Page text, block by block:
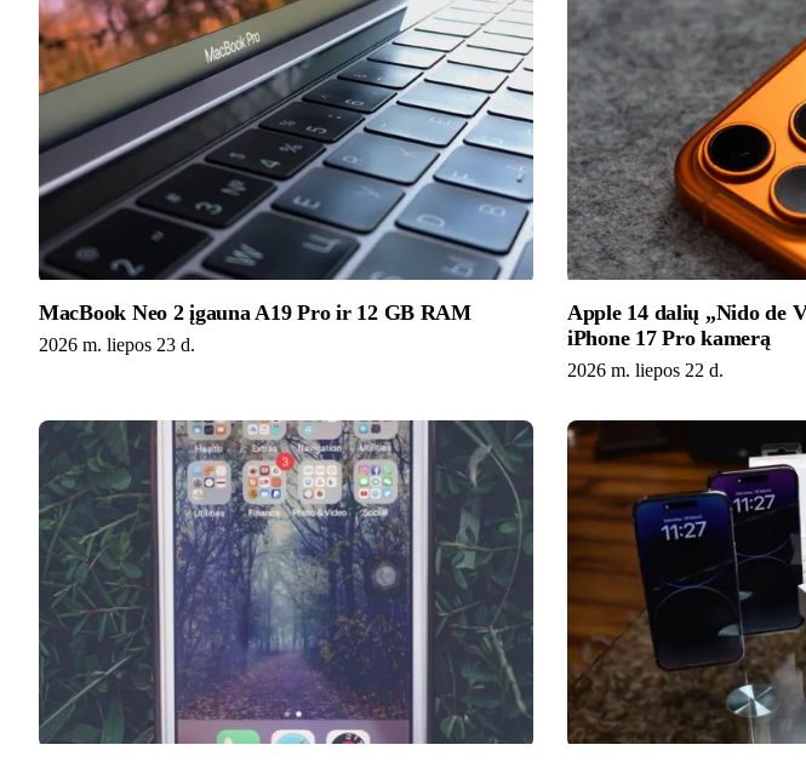
MacBook Neo 2 įgauna A19 Pro ir 12 GB RAM
2026 m. liepos 23 d.
Apple 14 dalių „Nido de
iPhone 17 Pro kamerą
2026 m. liepos 22 d.